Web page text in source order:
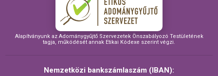
Alapítványunk az Adománygyűjtő Szervezetek Önszabályozó Testületének
tagja, működését annak Etikai Kódexe szerint végzi.
Nemzetközi bankszámlaszám (IBAN):